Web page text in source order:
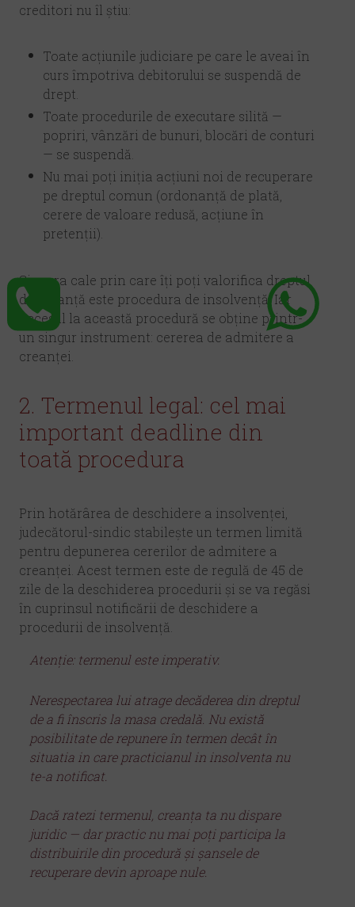
creditori nu îl știu:
Toate acțiunile judiciare pe care le aveai în
curs împotriva debitorului se suspendă de
drept.
Toate procedurile de executare silită —
popriri, vânzări de bunuri, blocări de conturi
— se suspendă.
Nu mai poți iniția acțiuni noi de recuperare
pe dreptul comun (ordonanță de plată,
cerere de valoare redusă, acțiune în
pretenții).
Singura cale prin care îți poți valorifica dreptul
de creanță este procedura de insolvență. Iar
accesul la această procedură se obține printr-
un singur instrument: cererea de admitere a
creanței.
2. Termenul legal: cel mai
important deadline din
toată procedura
Prin hotărârea de deschidere a insolvenței,
judecătorul-sindic stabilește un termen limită
pentru depunerea cererilor de admitere a
creanței. Acest termen este de regulă de 45 de
zile de la deschiderea procedurii și se va regăsi
în cuprinsul notificării de deschidere a
procedurii de insolvență.
Atenție: termenul este imperativ.
Nerespectarea lui atrage decăderea din dreptul
de a fi înscris la masa credală. Nu există
posibilitate de repunere în termen decât în
situatia in care practicianul in insolventa nu
te-a notificat.
Dacă ratezi termenul, creanța ta nu dispare
juridic — dar practic nu mai poți participa la
distribuirile din procedură și șansele de
recuperare devin aproape nule.